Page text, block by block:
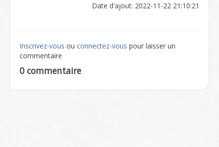
Date d'ajout: 2022-11-22 21:10:21
Inscrivez-vous ou connectez-vous pour laisser un
commentaire
0 commentaire